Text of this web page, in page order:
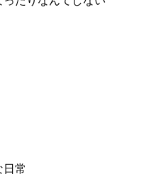
日常